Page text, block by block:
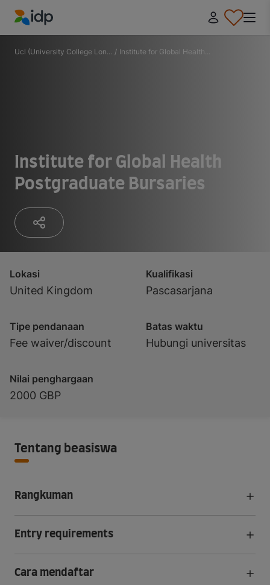
IDP Education
Ucl (University College Lon... / Institute for Global Health...
Institute for Global Health
Postgraduate Bursaries
Lokasi
United Kingdom
Kualifikasi
Pascasarjana
Tipe pendanaan
Fee waiver/discount
Batas waktu
Hubungi universitas
Nilai penghargaan
2000 GBP
Tentang beasiswa
Rangkuman
Entry requirements
Cara mendaftar